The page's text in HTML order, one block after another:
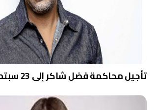
تأجيل محاكمة فضل شاكر إلى 23 سبتمبر المقبل